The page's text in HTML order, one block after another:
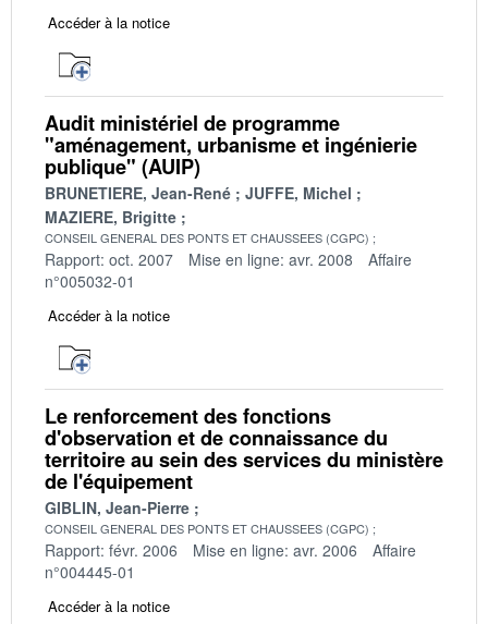
Accéder à la notice
Audit ministériel de programme
"aménagement, urbanisme et ingénierie
publique" (AUIP)
BRUNETIERE, Jean-René
JUFFE, Michel
MAZIERE, Brigitte
CONSEIL GENERAL DES PONTS ET CHAUSSEES (CGPC)
Rapport: oct. 2007 Mise en ligne: avr. 2008
Affaire
n°005032-01
Accéder à la notice
Le renforcement des fonctions
d'observation et de connaissance du
territoire au sein des services du ministère
de l'équipement
GIBLIN, Jean-Pierre
CONSEIL GENERAL DES PONTS ET CHAUSSEES (CGPC)
Rapport: févr. 2006 Mise en ligne: avr. 2006
Affaire
n°004445-01
Accéder à la notice